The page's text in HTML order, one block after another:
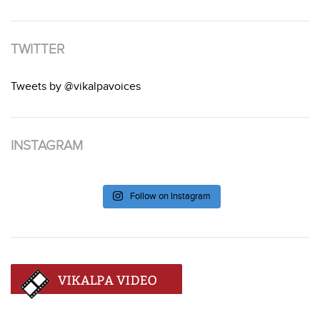
TWITTER
Tweets by @vikalpavoices
INSTAGRAM
Follow on Instagram